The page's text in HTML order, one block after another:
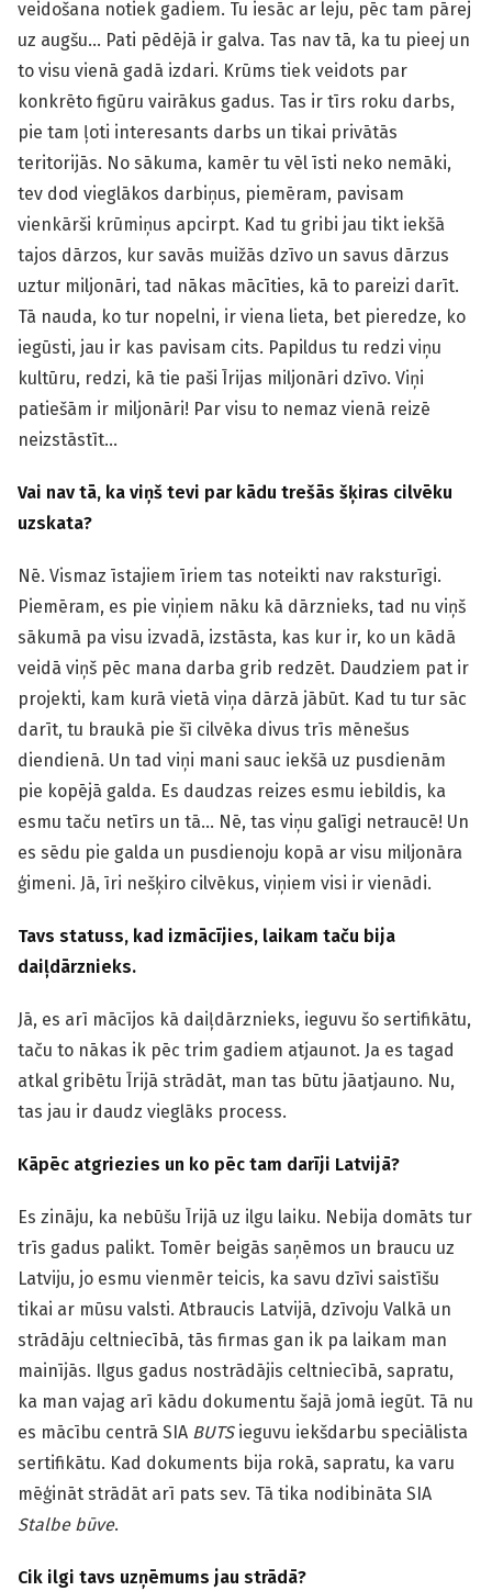
veidošana notiek gadiem. Tu iesāc ar leju, pēc tam pārej
uz augšu… Pati pēdējā ir galva. Tas nav tā, ka tu pieej un
to visu vienā gadā izdari. Krūms tiek veidots par
konkrēto figūru vairākus gadus. Tas ir tīrs roku darbs,
pie tam ļoti interesants darbs un tikai privātās
teritorijās. No sākuma, kamēr tu vēl īsti neko nemāki,
tev dod vieglākos darbiņus, piemēram, pavisam
vienkārši krūmiņus apcirpt. Kad tu gribi jau tikt iekšā
tajos dārzos, kur savās muižās dzīvo un savus dārzus
uztur miljonāri, tad nākas mācīties, kā to pareizi darīt.
Tā nauda, ko tur nopelni, ir viena lieta, bet pieredze, ko
iegūsti, jau ir kas pavisam cits. Papildus tu redzi viņu
kultūru, redzi, kā tie paši Īrijas miljonāri dzīvo. Viņi
patiešām ir miljonāri! Par visu to nemaz vienā reizē
neizstāstīt…
Vai nav tā, ka viņš tevi par kādu trešās šķiras cilvēku
uzskata?
Nē. Vismaz īstajiem īriem tas noteikti nav raksturīgi.
Piemēram, es pie viņiem nāku kā dārznieks, tad nu viņš
sākumā pa visu izvadā, izstāsta, kas kur ir, ko un kādā
veidā viņš pēc mana darba grib redzēt. Daudziem pat ir
projekti, kam kurā vietā viņa dārzā jābūt. Kad tu tur sāc
darīt, tu braukā pie šī cilvēka divus trīs mēnešus
diendienā. Un tad viņi mani sauc iekšā uz pusdienām
pie kopējā galda. Es daudzas reizes esmu iebildis, ka
esmu taču netīrs un tā… Nē, tas viņu galīgi netraucē! Un
es sēdu pie galda un pusdienoju kopā ar visu miljonāra
ģimeni. Jā, īri nešķiro cilvēkus, viņiem visi ir vienādi.
Tavs statuss, kad izmācījies, laikam taču bija
daiļdārznieks.
Jā, es arī mācījos kā daiļdārznieks, ieguvu šo sertifikātu,
taču to nākas ik pēc trim gadiem atjaunot. Ja es tagad
atkal gribētu Īrijā strādāt, man tas būtu jāatjauno. Nu,
tas jau ir daudz vieglāks process.
Kāpēc atgriezies un ko pēc tam darīji Latvijā?
Es zināju, ka nebūšu Īrijā uz ilgu laiku. Nebija domāts tur
trīs gadus palikt. Tomēr beigās saņēmos un braucu uz
Latviju, jo esmu vienmēr teicis, ka savu dzīvi saistīšu
tikai ar mūsu valsti. Atbraucis Latvijā, dzīvoju Valkā un
strādāju celtniecībā, tās firmas gan ik pa laikam man
mainījās. Ilgus gadus nostrādājis celtniecībā, sapratu,
ka man vajag arī kādu dokumentu šajā jomā iegūt. Tā nu
es mācību centrā SIA BUTSieguvu iekšdarbu speciālista
sertifikātu. Kad dokuments bija rokā, sapratu, ka varu
mēģināt strādāt arī pats sev. Tā tika nodibināta SIA
Stalbe būve.
Cik ilgi tavs uzņēmums jau strādā?